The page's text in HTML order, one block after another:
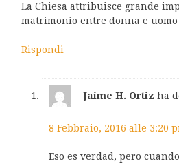
La Chiesa attribuisce grande
matrimonio entre donna e uomo
Rispondi
Jaime H. Ortiz ha
8 Febbraio, 2016 alle 3:20
Eso es verdad, pero